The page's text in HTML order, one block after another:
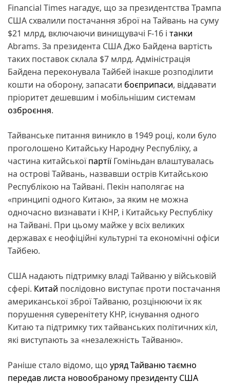
Financial Times нагадує, що за президентства Трампа
США схвалили постачання зброї на Тайвань на суму
$21 млрд, включаючи винищувачі F-16 і танки
Abrams. За президента США Джо Байдена вартість
таких поставок склала $7 млрд. Адміністрація
Байдена переконувала Тайбей інакше розподілити
кошти на оборону, запасати боєприпаси, віддавати
пріоритет дешевшим і мобільнішим системам
озброєння.
Тайванське питання виникло в 1949 році, коли було
проголошено Китайську Народну Республіку, а
частина китайськоїпартіїГоміньдан влаштувалась
на острові Тайвань, назвавши острів Китайською
Республікою на Тайвані. Пекін наполягає на
«принципі одного Китаю», за яким не можна
одночасно визнавати і КНР, і Китайську Республіку
на Тайвані. При цьому майже у всіх великих
державах є неофіційні культурні та економічні офіси
Тайбею.
США надають підтримку владі Тайваню у військовій
сфері. Китай послідовно виступає проти постачання
американської зброї Тайваню, розцінюючи їх як
порушення суверенітету КНР, існування одного
Китаю та підтримку тих тайванських політичних кіл,
які виступають за «незалежність Тайваню».
Раніше стало відомо, що уряд Тайваню таємно
передав листа новообраному президенту США